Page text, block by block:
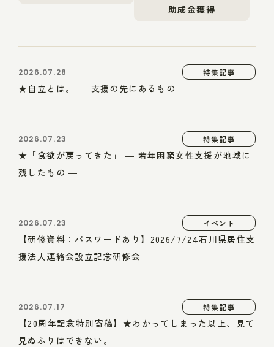
助成金獲得
2026.07.28 特集記事
★自立とは。 ― 支援の先にあるもの ―
2026.07.23 特集記事
★「食欲が戻ってきた」 ― 若年困窮女性支援が地域に
残したもの ―
2026.07.23 イベント
【研修資料：パスワードあり】2026/7/24石川県居住支
援法人連絡会設立記念研修会
2026.07.17 特集記事
【20周年記念特別寄稿】★わかってしまった以上、見て
見ぬふりはできない。